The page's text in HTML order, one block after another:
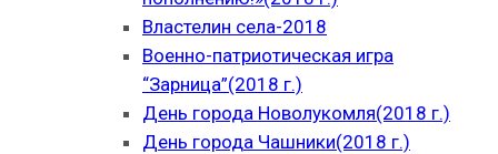
Властелин села-2018
Военно-патриотическая игра
“Зарница”(2018 г.)
День города Новолукомля(2018 г.)
День города Чашники(2018 г.)